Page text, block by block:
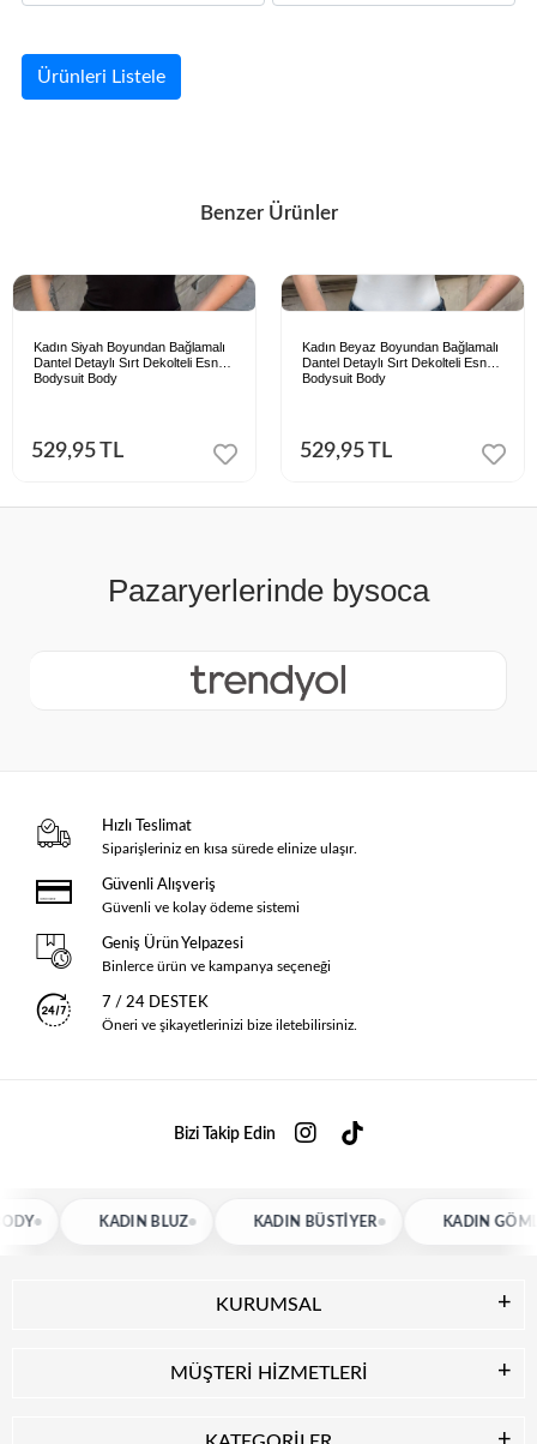
Ürünleri Listele
Benzer Ürünler
Kadın Siyah Boyundan Bağlamalı
Dantel Detaylı Sırt Dekolteli Esnek
Bodysuit Body
529,95 TL
Kadın Beyaz Boyundan Bağlamalı
Dantel Detaylı Sırt Dekolteli Esnek
Bodysuit Body
529,95 TL
Hızlı Teslimat
Siparişleriniz en kısa sürede elinize ulaşır.
Güvenli Alışveriş
Güvenli ve kolay ödeme sistemi
Geniş Ürün Yelpazesi
Binlerce ürün ve kampanya seçeneği
7 / 24 DESTEK
Öneri ve şikayetlerinizi bize iletebilirsiniz.
Bizi Takip Edin
KADIN BLUZ KADIN BÜSTIYER KADIN GÖMLEK
KURUMSAL
MÜŞTERİ HİZMETLERİ